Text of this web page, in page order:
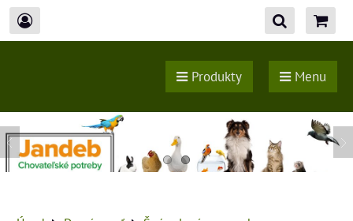
Produkty Menu